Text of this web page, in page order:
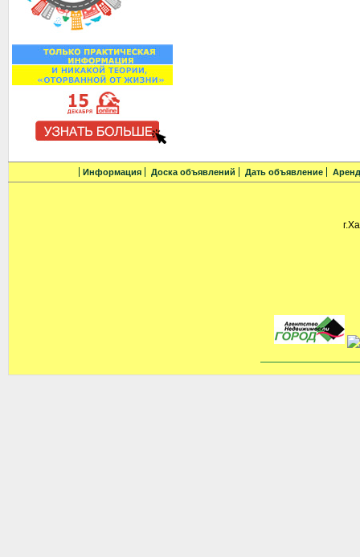
Информация Доска объявлений Дать объявление